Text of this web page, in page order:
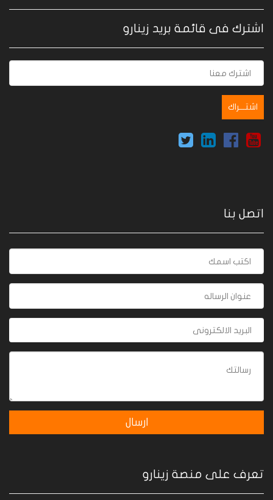
اشترك فى قائمة بريد زينارو
اتصل بنا
تعرف على منصة زينارو